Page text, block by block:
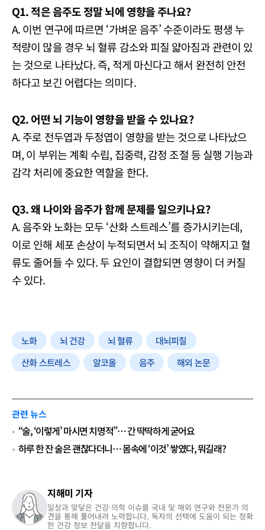
Q1. 적은 음주도 정말 뇌에 영향을 주나요?
A. 이번 연구에 따르면 ‘가벼운 음주’ 수준이라도 평생 누
적량이 많을 경우 뇌 혈류 감소와 피질 얇아짐과 관련이 있
는 것으로 나타났다. 즉, 적게 마신다고 해서 완전히 안전
하다고 보긴 어렵다는 의미다.
Q2. 어떤 뇌 기능이 영향을 받을 수 있나요?
A. 주로 전두엽과 두정엽이 영향을 받는 것으로 나타났으
며, 이 부위는 계획 수립, 집중력, 감정 조절 등 실행 기능과
감각 처리에 중요한 역할을 한다.
Q3. 왜 나이와 음주가 함께 문제를 일으키나요?
A. 음주와 노화는 모두 ‘산화 스트레스’를 증가시키는데,
이로 인해 세포 손상이 누적되면서 뇌 조직이 약해지고 혈
류도 줄어들 수 있다. 두 요인이 결합되면 영향이 더 커질
수 있다.
노화 뇌 건강 뇌 혈류
대뇌피질
산화 스트레스
알코올 음주 해외 논문
관련 뉴스
“술, ‘이렇게’ 마시면 치명적”… 간 딱딱하게 굳어요
하루 한 잔 술은 괜찮다더니… 몸속에 ‘이것’ 쌓였다, 뭐길래?
지해미 기자
일상과 맞닿은 건강·의학 이슈를 국내 및 해외 연구와 전문가 의
견을 통해 풀어내려 노력합니다. 독자의 선택에 도움이 되는 정확
한 건강 정보 전달을 지향합니다.